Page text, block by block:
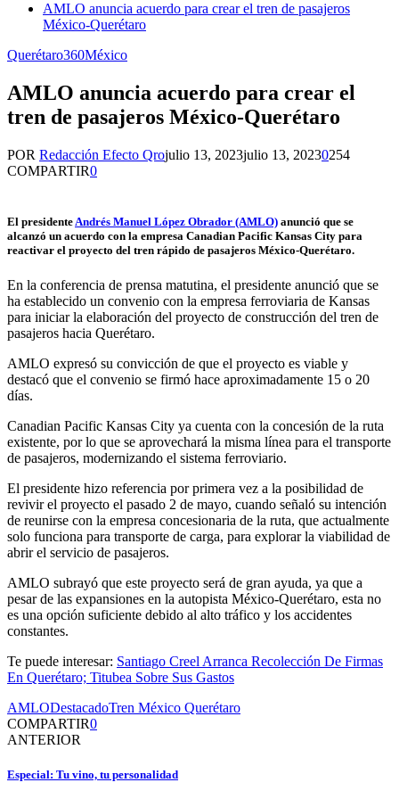
AMLO anuncia acuerdo para crear el tren de pasajeros
México-Querétaro
Querétaro360México
AMLO anuncia acuerdo para crear el
tren de pasajeros México-Querétaro
POR Redacción Efecto Qrojulio 13, 2023julio 13, 20230254
COMPARTIR0
El presidente Andrés Manuel López Obrador (AMLO) anunció que se
alcanzó un acuerdo con la empresa Canadian Pacific Kansas City para
reactivar el proyecto del tren rápido de pasajeros México-Querétaro.
En la conferencia de prensa matutina, el presidente anunció que se
ha establecido un convenio con la empresa ferroviaria de Kansas
para iniciar la elaboración del proyecto de construcción del tren de
pasajeros hacia Querétaro.
AMLO expresó su convicción de que el proyecto es viable y
destacó que el convenio se firmó hace aproximadamente 15 o 20
días.
Canadian Pacific Kansas City ya cuenta con la concesión de la ruta
existente, por lo que se aprovechará la misma línea para el transporte
de pasajeros, modernizando el sistema ferroviario.
El presidente hizo referencia por primera vez a la posibilidad de
revivir el proyecto el pasado 2 de mayo, cuando señaló su intención
de reunirse con la empresa concesionaria de la ruta, que actualmente
solo funciona para transporte de carga, para explorar la viabilidad de
abrir el servicio de pasajeros.
AMLO subrayó que este proyecto será de gran ayuda, ya que a
pesar de las expansiones en la autopista México-Querétaro, esta no
es una opción suficiente debido al alto tráfico y los accidentes
constantes.
Te puede interesar: Santiago Creel Arranca Recolección De Firmas
En Querétaro; Titubea Sobre Sus Gastos
AMLODestacadoTren México Querétaro
COMPARTIR0
ANTERIOR
Especial: Tu vino, tu personalidad